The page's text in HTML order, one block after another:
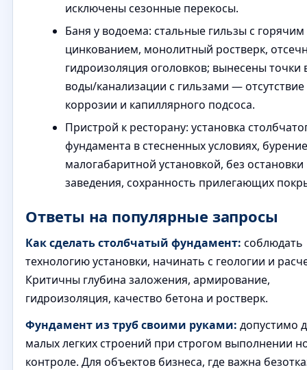
исключены сезонные перекосы.
Баня у водоема: стальные гильзы с горячим
цинкованием, монолитный ростверк,
гидроизоляция оголовков; вынесены точки
воды/канализации с гильзами — отсутствие
коррозии и капиллярного подсоса.
Пристрой к ресторану: установка
фундамента в стесненных условиях, бурение
малогабаритной установкой, без
заведения, сохранность прилегающих
Ответы на популярные запросы
Как сделать столбчатый фундамент: соблюдать
технологию установки, начинать с геологии и
Критичны глубина заложения, армирование,
гидроизоляция, качество бетона и ростверк.
Фундамент из труб своими руками: допустимо
малых легких строений при строгом выполнении
контроле. Для объектов бизнеса, где важна